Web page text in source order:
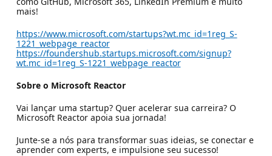
mais!
https://www.microsoft.com/startups?wt.mc_id=1reg_S-
1221_webpage_reactor
https://foundershub.startups.microsoft.com/signup?
wt.mc_id=1reg_S-1221_webpage_reactor
Sobre o Microsoft Reactor
Vai lançar uma startup? Quer acelerar sua carreira? O
Microsoft Reactor apoia sua jornada!​
Junte-se a nós para transformar suas ideias, se conectar e
aprender com experts, e impulsione seu sucesso!​